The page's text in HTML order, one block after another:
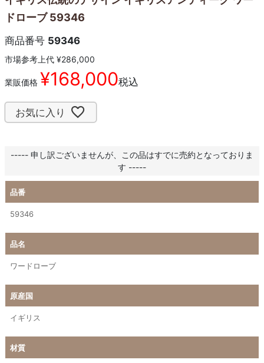
ドローブ 59346
商品番号 59346
市場参考上代 ¥286,000
業販価格 ¥168,000税込
お気に入り
----- 申し訳ございませんが、この品はすでに売約となっておりま
す -----
品番
59346
品名
ワードローブ
原産国
イギリス
材質